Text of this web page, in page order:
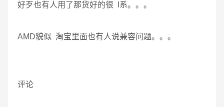
好歹也有人用了那货好的很 I系。。。
AMD貌似 淘宝里面也有人说兼容问题。。。
评论